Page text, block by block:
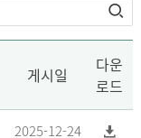
게시일
다운
로드
2025-12-24